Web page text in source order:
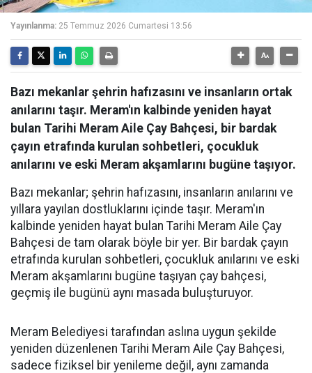
Yayınlanma: 25 Temmuz 2026 Cumartesi 13:56
Bazı mekanlar şehrin hafızasını ve insanların ortak
anılarını taşır. Meram'ın kalbinde yeniden hayat
bulan Tarihi Meram Aile Çay Bahçesi, bir bardak
çayın etrafında kurulan sohbetleri, çocukluk
anılarını ve eski Meram akşamlarını bugüne taşıyor.
Bazı mekanlar; şehrin hafızasını, insanların anılarını ve
yıllara yayılan dostluklarını içinde taşır. Meram'ın
kalbinde yeniden hayat bulan Tarihi Meram Aile Çay
Bahçesi de tam olarak böyle bir yer. Bir bardak çayın
etrafında kurulan sohbetleri, çocukluk anılarını ve eski
Meram akşamlarını bugüne taşıyan çay bahçesi,
geçmiş ile bugünü aynı masada buluşturuyor.
Meram Belediyesi tarafından aslına uygun şekilde
yeniden düzenlenen Tarihi Meram Aile Çay Bahçesi,
sadece fiziksel bir yenileme değil, aynı zamanda